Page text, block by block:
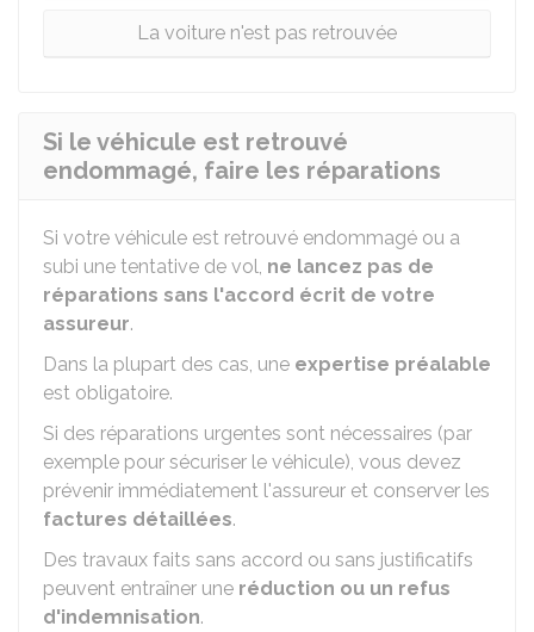
La voiture n'est pas retrouvée
Si le véhicule est retrouvé
endommagé, faire les réparations
Si votre véhicule est retrouvé endommagé ou a
subi une tentative de vol, ne lancez pas de
réparations sans l'accord écrit de votre
assureur.
Dans la plupart des cas, une expertise préalable
est obligatoire.
Si des réparations urgentes sont nécessaires (par
exemple pour sécuriser le véhicule), vous devez
prévenir immédiatement l'assureur et conserver les
factures détaillées.
Des travaux faits sans accord ou sans justificatifs
peuvent entraîner une réduction ou un refus
d'indemnisation.